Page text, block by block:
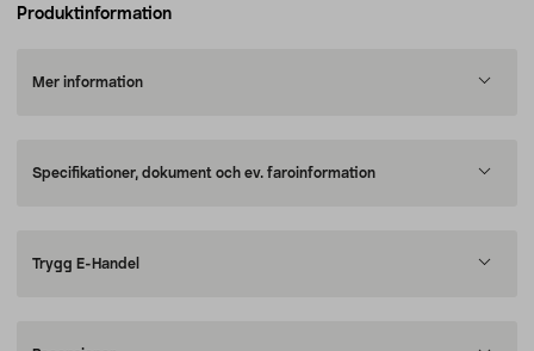
Produktinformation
Mer information
Specifikationer, dokument och ev. faroinformation
Trygg E-Handel